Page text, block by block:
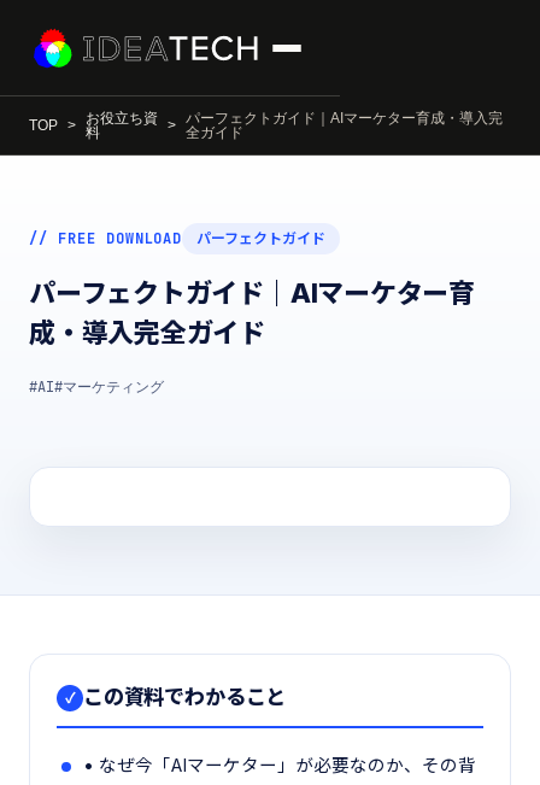
TOP
お役立ち資
料
パーフェクトガイド｜AIマーケター育成・導入完
全ガイド
// FREE DOWNLOAD パーフェクトガイド
パーフェクトガイド｜AIマーケター育
成・導入完全ガイド
#AI#マーケティング
✓ この資料でわかること
• なぜ今「AIマーケター」が必要なのか、その背